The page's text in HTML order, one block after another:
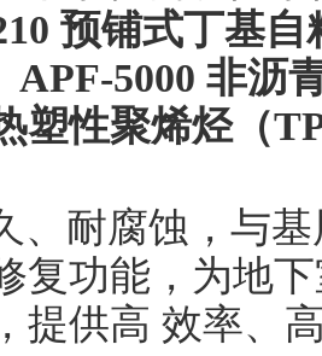
预铺式丁基
APF-5000 非
塑性聚烯烃（
、耐腐蚀，与
复功能，为地
提供高 效率、